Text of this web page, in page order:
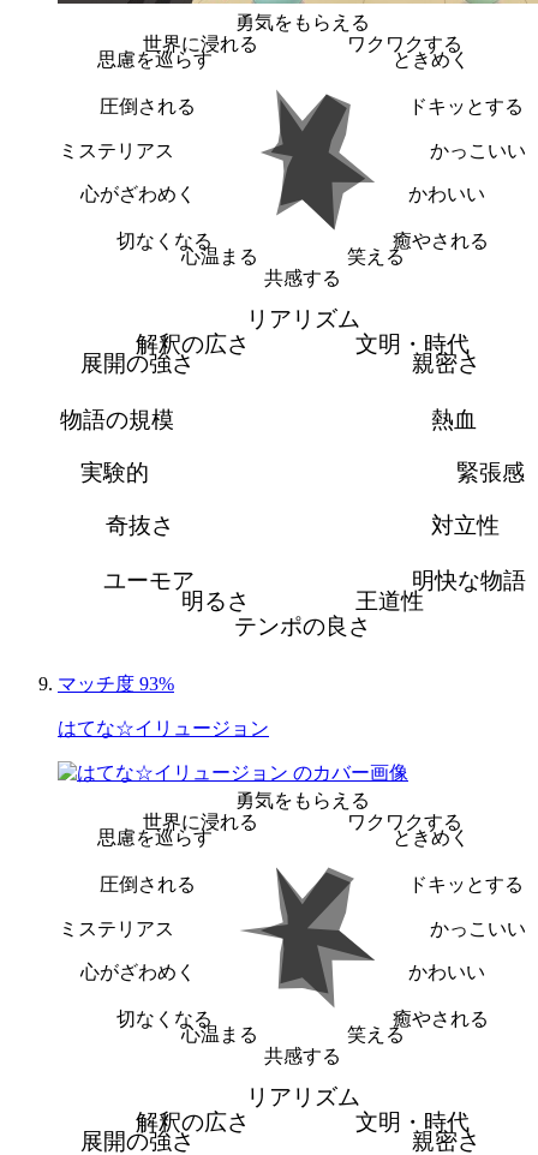
勇気をもらえる
ワクワクする
ときめく
ドキッとする
かっこいい
かわいい
癒やされる
笑える
共感する
心温まる
切なくなる
心がざわめく
ミステリアス
圧倒される
思慮を巡らす
世界に浸れる
リアリズム
文明・時代
親密さ
熱血
緊張感
対立性
明快な物語
王道性
テンポの良さ
明るさ
ユーモア
奇抜さ
実験的
物語の規模
展開の強さ
解釈の広さ
マッチ度 93%
はてな☆イリュージョン
勇気をもらえる
ワクワクする
ときめく
ドキッとする
かっこいい
かわいい
癒やされる
笑える
共感する
心温まる
切なくなる
心がざわめく
ミステリアス
圧倒される
思慮を巡らす
世界に浸れる
リアリズム
文明・時代
親密さ
展開の強さ
解釈の広さ